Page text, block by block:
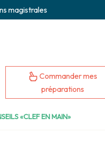
magistrales
Commander mes
préparations
«CLEF EN MAIN»